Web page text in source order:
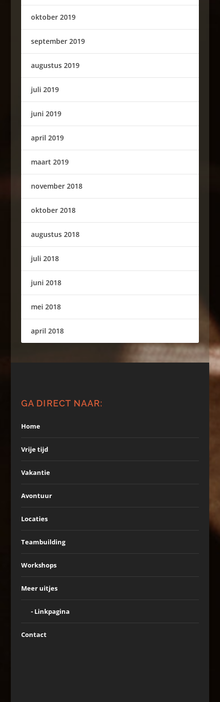
oktober 2019
september 2019
augustus 2019
juli 2019
juni 2019
april 2019
maart 2019
november 2018
oktober 2018
augustus 2018
juli 2018
juni 2018
mei 2018
april 2018
GA DIRECT NAAR:
Home
Vrije tijd
Vakantie
Avontuur
Locaties
Teambuilding
Workshops
Meer uitjes
Linkpagina
Contact